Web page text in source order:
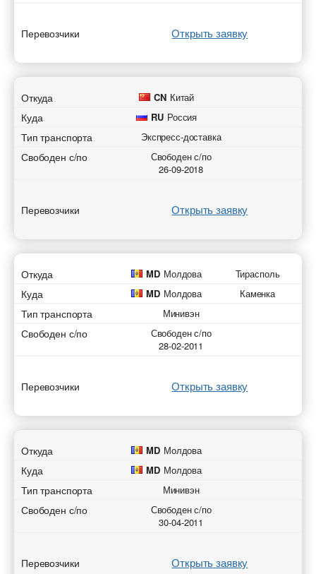
Перевозчики Открыть заявку
Откуда CN Китай
Куда RU Россия
Тип транспорта Экспресс-доставка
Свободен с/по
Свободен с/по
26-09-2018
Перевозчики Открыть заявку
Откуда MD Молдова Тирасполь
Куда MD Молдова Каменка
Тип транспорта Минивэн
Свободен с/по
Свободен с/по
28-02-2011
Перевозчики Открыть заявку
Откуда MD Молдова
Куда MD Молдова
Тип транспорта Минивэн
Свободен с/по
Свободен с/по
30-04-2011
Перевозчики Открыть заявку